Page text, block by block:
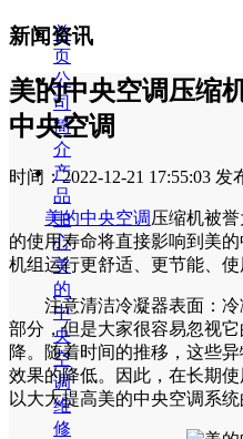
首
页
公
司
简
介
产
品
中
心
美
的
中
央
空
调
维
修
新闻资讯
美的中央空调压缩
中央空调
时间：2022-12-21 17:55:03 发
美的中央空调压缩机被
的使用寿命将直接影响到美
机组运行更舒适、更节能、使
注意清洁冷凝器表面：冷
部分，但是大家很容易忽视
降。随着时间的推移，这些
效果的降低。因此，在长期
以大大提高美的中央空调系统